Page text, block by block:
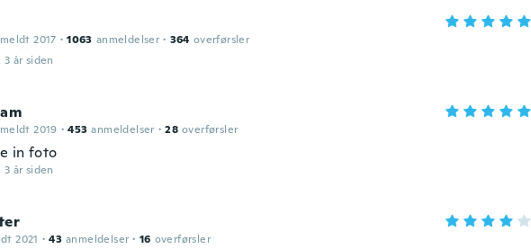
2017 · 1063 anmeldelser · 364 overførsler
3 år siden
2019 · 453 anmeldelser · 28 overførsler
in foto
3 år siden
2021 · 43 anmeldelser · 16 overførsler